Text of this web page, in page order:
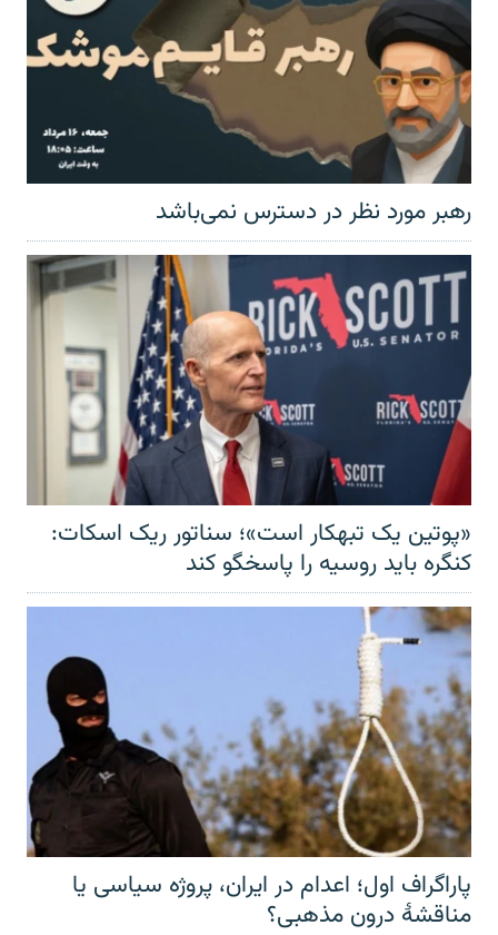
رهبر مورد نظر در دسترس نمی‌باشد
«پوتین یک تبهکار است»؛ سناتور ریک اسکات:
کنگره باید روسیه را پاسخگو کند
پاراگراف اول؛ اعدام در ایران، پروژه سیاسی یا
مناقشهٔ درون مذهبی؟